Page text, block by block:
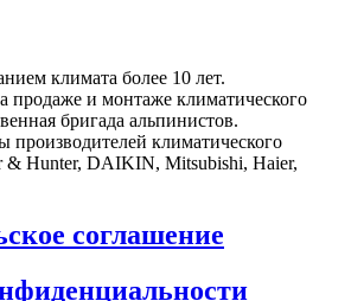
климата более 10 лет.
продаже и монтаже климатического
бригада альпинистов.
климатического
& Hunter, DAIKIN, Mitsubishi, Haier,
соглашение